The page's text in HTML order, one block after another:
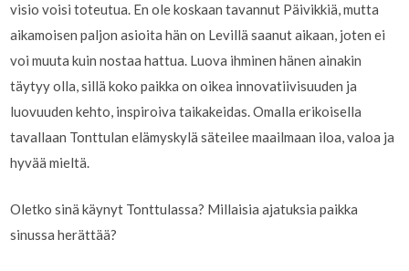
visio voisi toteutua. En ole koskaan tavannut Päivikkiä, mutta
aikamoisen paljon asioita hän on Levillä saanut aikaan, joten ei
voi muuta kuin nostaa hattua. Luova ihminen hänen ainakin
täytyy olla, sillä koko paikka on oikea innovatiivisuuden ja
luovuuden kehto, inspiroiva taikakeidas. Omalla erikoisella
tavallaan Tonttulan elämyskylä säteilee maailmaan iloa, valoa ja
hyvää mieltä.
Oletko sinä käynyt Tonttulassa? Millaisia ajatuksia paikka
sinussa herättää?